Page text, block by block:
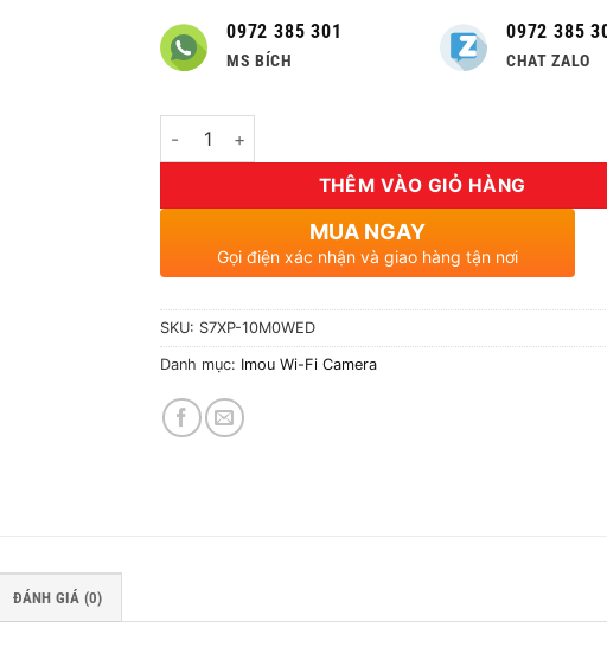
0972 385 301
MS BÍCH
0972 385
CHAT ZALO
Số lượng
THÊM VÀO GIỎ HÀNG
MUA NGAY
Gọi điện xác nhận và giao hàng tận nơi
SKU: S7XP-10M0WED
Danh mục: Imou Wi-Fi Camera
ĐÁNH GIÁ (0)